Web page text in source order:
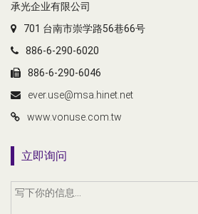
承光企业有限公司
701 台南市崇学路56巷66号
886-6-290-6020
886-6-290-6046
ever.use@msa.hinet.net
www.vonuse.com.tw
立即询问